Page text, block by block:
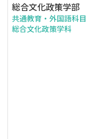
総合文化政策学部
共通教育・外国語科目
総合文化政策学科